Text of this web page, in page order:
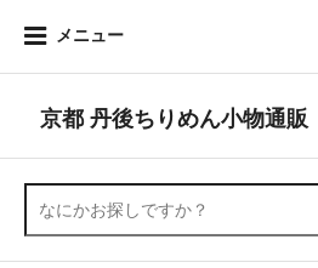
メニュー
京都 丹後ちりめん小物通